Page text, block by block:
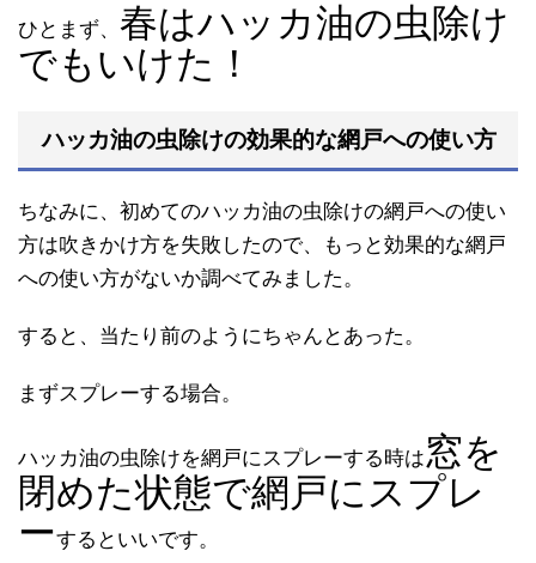
ひとまず、 春はハッカ油の虫除け
でもいけた！
ハッカ油の虫除けの効果的な網戸への使い方
ちなみに、初めてのハッカ油の虫除けの網戸への使い
方は吹きかけ方を失敗したので、もっと効果的な網戸
への使い方がないか調べてみました。
すると、当たり前のようにちゃんとあった。
まずスプレーする場合。
ハッカ油の虫除けを網戸にスプレーする時は窓を
閉めた状態で網戸にスプレ
ーするといいです。